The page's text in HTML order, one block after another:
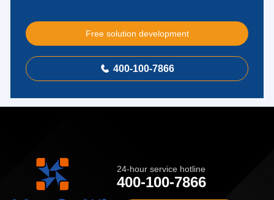
Free solution development
 400-100-7866
24-hour service hotline
400-100-7866